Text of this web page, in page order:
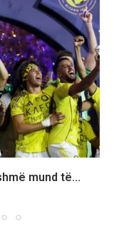
mund të...